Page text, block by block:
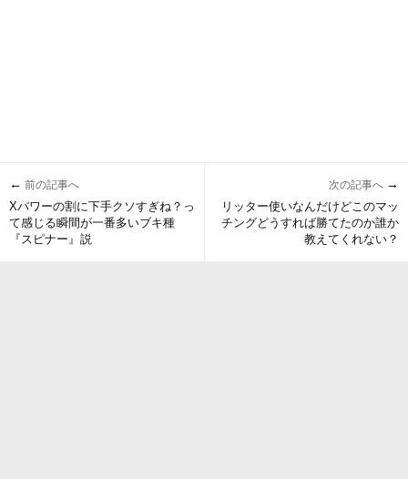
← 前の記事へ
Xパワーの割に下手クソすぎね？っ
て感じる瞬間が一番多いブキ種
『スピナー』説
次の記事へ →
リッター使いなんだけどこのマッ
チングどうすれば勝てたのか誰か
教えてくれない？